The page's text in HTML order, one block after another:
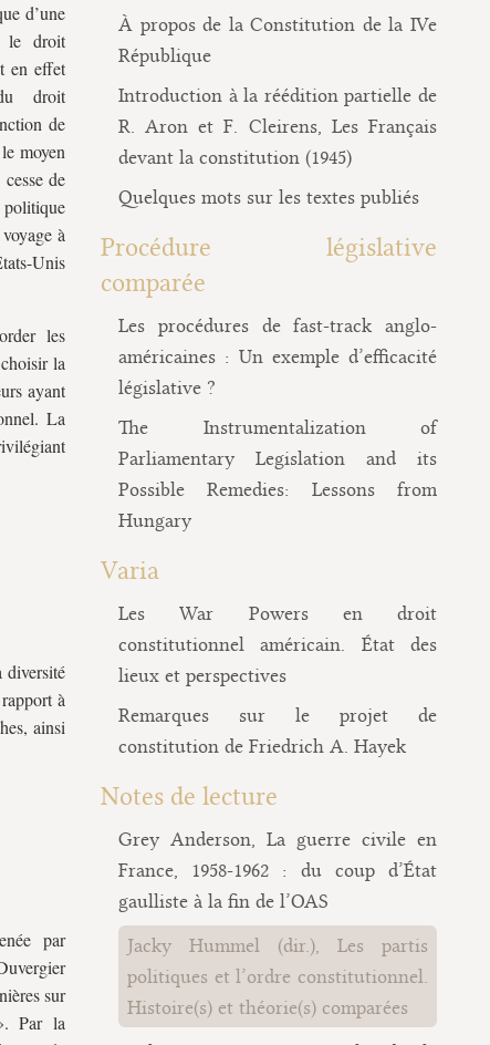
d’une
le droit
en effet
droit
de
moyen
de
politique
à
Unis
les
la
ayant
La
diversité
à
ainsi
par
sur
Par la
À propos de la Constitution de la IVe
République
Introduction à la réédition partielle de
R. Aron et F. Cleirens, Les Français
devant la constitution (1945)
Quelques mots sur les textes publiés
Procédure législative
comparée
Les procédures de fast-track anglo-
américaines : Un exemple d’efficacité
législative ?
The Instrumentalization of
Parliamentary Legislation and its
Possible Remedies: Lessons from
Hungary
Varia
Les War Powers en droit
constitutionnel américain. État des
lieux et perspectives
Remarques sur le projet de
constitution de Friedrich A. Hayek
Notes de lecture
Grey Anderson, La guerre civile en
France, 1958-1962 : du coup d’État
gaulliste à la fin de l’OAS
Jacky Hummel (dir.), Les partis
politiques et l’ordre constitutionnel.
Histoire(s) et théorie(s) comparées